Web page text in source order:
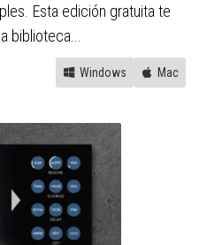
Esta edición gratuita te
biblioteca...
Windows Mac